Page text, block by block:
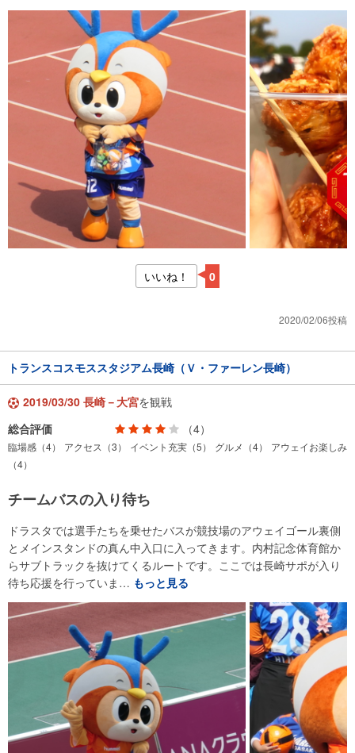
いいね！ 0
2020/02/06投稿
トランスコスモススタジアム長崎（Ｖ・ファーレン長崎）
2019/03/30 長崎－大宮を観戦
総合評価
（4）
臨場感（4） アクセス（3） イベント充実（5） グルメ（4）
アウェイお楽しみ
（4）
チームバスの入り待ち
ドラスタでは選手たちを乗せたバスが競技場のアウェイゴール裏側
とメインスタンドの真ん中入口に入ってきます。内村記念体育館か
らサブトラックを抜けてくるルートです。ここでは長崎サポが入り
待ち応援を行っていま… もっと見る